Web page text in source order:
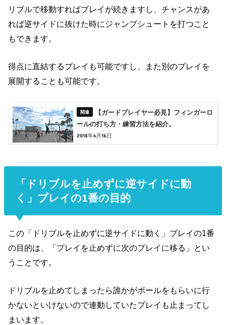
リブルで移動すればプレイが続きますし、チャンスがあ
れば逆サイドに抜けた時に ジャンプシュートを打つこと
もできます。
得点に直結するプレイも可能ですし、また別のプレイを
展開することも可能です。
【ガードプレイヤー必見】フィンガーロ
ールの打ち方・練習方法を紹介。
2018年4月16日
「ドリブルを止めずに逆サイドに動
く」プレイの1番の目的
この「ドリブルを止めずに逆サイドに動く」プレイの1番
の目的は、「 プレイを止めずに次のプレイに移る」とい
うことです。
ドリブルを止めてしまったら誰かがボールをもらいに行
かないといけないので連動していたプレイも止まってし
まいます。